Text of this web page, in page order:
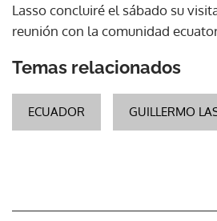
Lasso concluiré el sábado su
reunión con la comunidad
Temas relacionados
ECUADOR GUILLERMO